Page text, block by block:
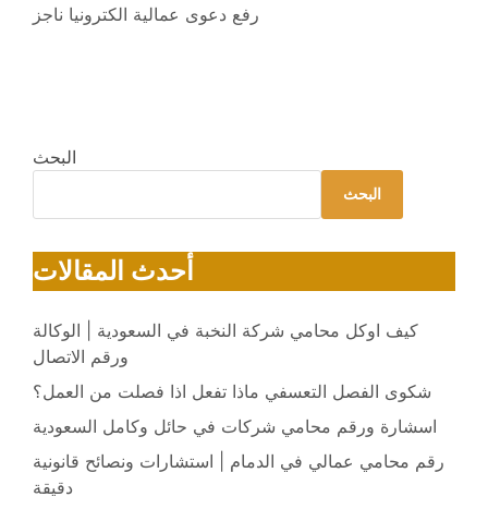
رفع دعوى عمالية الكترونيا ناجز
البحث
البحث
أحدث المقالات
كيف اوكل محامي شركة النخبة في السعودية | الوكالة
ورقم الاتصال
شكوى الفصل التعسفي ماذا تفعل اذا فصلت من العمل؟
اسشارة ورقم محامي شركات في حائل وكامل السعودية
رقم محامي عمالي في الدمام | استشارات ونصائح قانونية
دقيقة